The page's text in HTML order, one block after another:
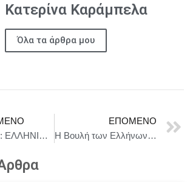
Κατερίνα Καράμπελα
Όλα τα άρθρα μου
FINISSAGE: ΕΛΛΗΝΙΚΟΣ ΜΗΝΑΣ & ΘΑΛΑΣΣΟΚΑΜΠΟΣ | ΚΥΡΙΑΚΗ 8 ΦΕΒΡΟΥΑΡΙΟΥ 2026
ΕΠΌΜΕΝΟ
Η Βουλή των Ελλήνων τίμησε τη Μνήμη των πεσόντων Ελλήνων αξιωματικών του Πολεμικού Ναυτικού στα Ίμια το 1996